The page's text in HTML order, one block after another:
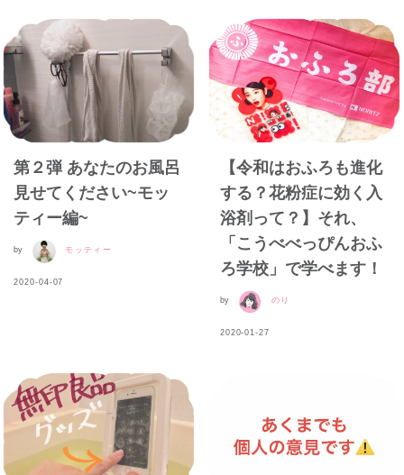
第２弾 あなたのお風呂
見せてください~モッ
ティー編~
by モッティー
2020-04-07
【令和はおふろも進化
する？花粉症に効く入
浴剤って？】それ、
「こうべべっぴんおふ
ろ学校」で学べます！
by のり
2020-01-27